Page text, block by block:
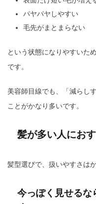
パヤパヤしやすい
毛先がまとまらない
という状態になりやすいた
です。
美容師目線でも、「減らし
ことがかなり多いです。
髪が多い人にお
髪型選びで、扱いやすさは
今っぽく見せるな